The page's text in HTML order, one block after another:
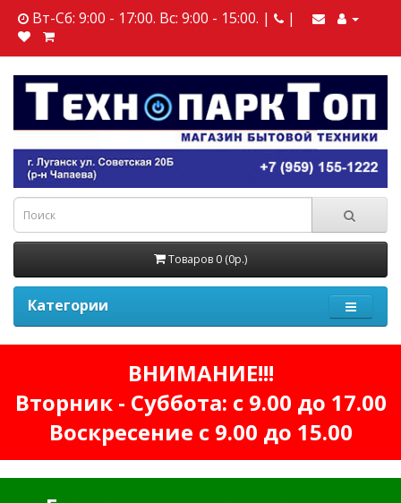
Вт-Сб: 9:00 - 17:00. Вс: 9:00 - 15:00. | |
Товаров 0 (0р.)
Категории
ВНИМАНИЕ!!!
Вторник - Суббота: с 9.00 до 17.00
Воскресение с 9.00 до 15.00